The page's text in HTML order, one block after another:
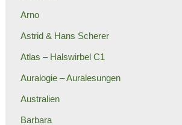
Arno
Astrid & Hans Scherer
Atlas – Halswirbel C1
Auralogie – Auralesungen
Australien
Barbara